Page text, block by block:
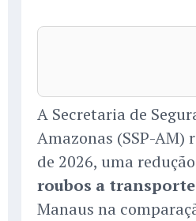
A Secretaria de
Amazonas (SSP-AM)
de 2026, uma
roubos a
Manaus na